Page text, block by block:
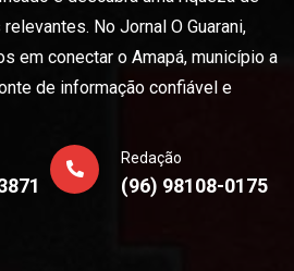
No Jornal O Guarani,
em conectar o Amapá, município a
de informação confiável e
Redação
(96) 98108-0175